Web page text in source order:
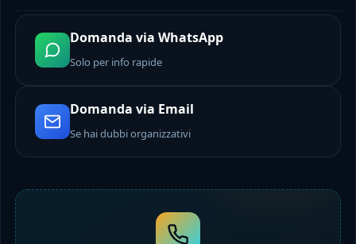
Domanda via WhatsApp
Solo per info rapide
Domanda via Email
Se hai dubbi organizzativi